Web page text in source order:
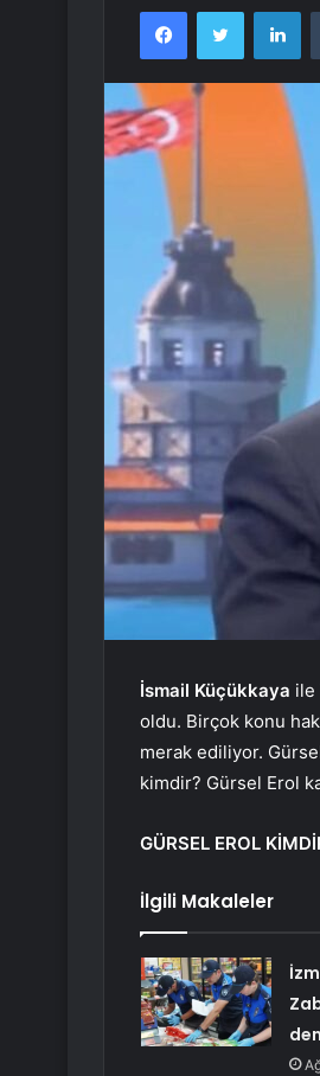
FacebookTwitter
İsmail Küçükkaya ile
oldu. Birçok konu
merak ediliyor.
kimdir? Gürsel Erol
GÜRSEL EROL
İlgili Makaleler